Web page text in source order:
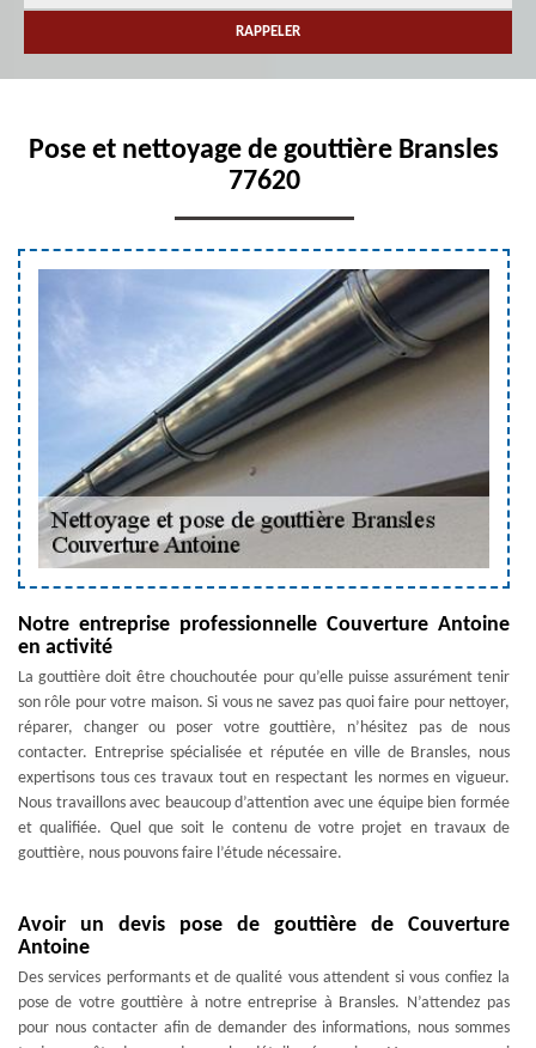
Pose et nettoyage de gouttière Bransles
77620
Notre entreprise professionnelle Couverture Antoine
en activité
La gouttière doit être chouchoutée pour qu’elle puisse assurément tenir
son rôle pour votre maison. Si vous ne savez pas quoi faire pour nettoyer,
réparer, changer ou poser votre gouttière, n’hésitez pas de nous
contacter. Entreprise spécialisée et réputée en ville de Bransles, nous
expertisons tous ces travaux tout en respectant les normes en vigueur.
Nous travaillons avec beaucoup d’attention avec une équipe bien formée
et qualifiée. Quel que soit le contenu de votre projet en travaux de
gouttière, nous pouvons faire l’étude nécessaire.
Avoir un devis pose de gouttière de Couverture
Antoine
Des services performants et de qualité vous attendent si vous confiez la
pose de votre gouttière à notre entreprise à Bransles. N’attendez pas
pour nous contacter afin de demander des informations, nous sommes